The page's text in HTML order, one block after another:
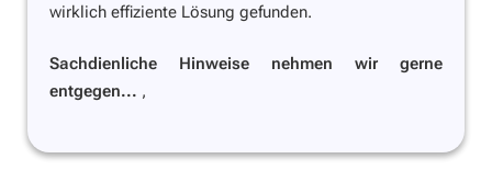
wirklich effiziente Lösung gefunden.
Sachdienliche Hinweise nehmen wir gerne
entgegen... ,